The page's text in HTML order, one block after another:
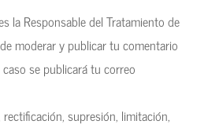
la Responsable del Tratamiento de
moderar y publicar tu comentario
se publicará tu correo
supresión, limitación,